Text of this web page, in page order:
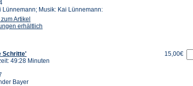
Lünnemann; Musik: Kai Lünnemann:
Artikel
erhältlich
Schritte'
49:28 Minuten
Bayer
15,00€